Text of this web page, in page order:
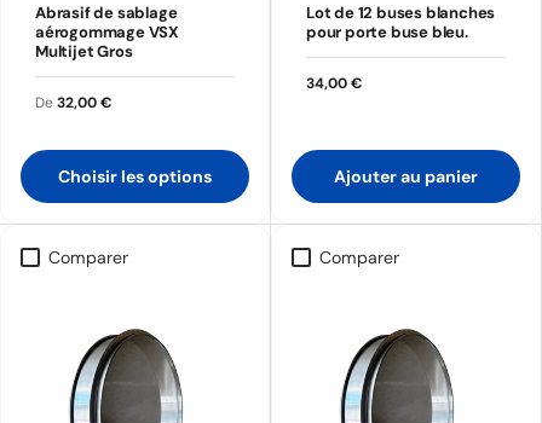
Abrasif de sablage
aérogommage VSX
Multijet Gros
De32,00 €
Choisir les options
Lot de 12 buses blanches
pour porte buse bleu.
34,00 €
Ajouter au panier
Comparer Comparer